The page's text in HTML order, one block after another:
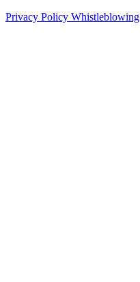
Privacy Policy Whistleblowing